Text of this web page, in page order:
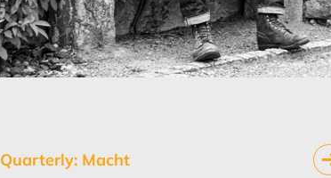
Quarterly: Macht